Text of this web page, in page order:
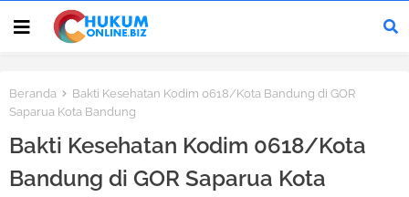
Beranda
Bakti Kesehatan Kodim 0618/Kota Bandung di GOR
Saparua Kota Bandung
Bakti Kesehatan Kodim 0618/Kota
Bandung di GOR Saparua Kota